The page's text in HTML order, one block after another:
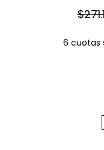
6 cuotas